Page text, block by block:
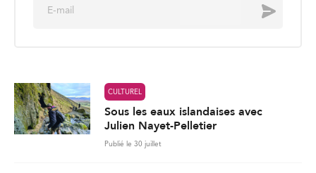
Envoyer
CULTUREL
Sous les eaux islandaises avec
Julien Nayet-Pelletier
Publié le 30 juillet